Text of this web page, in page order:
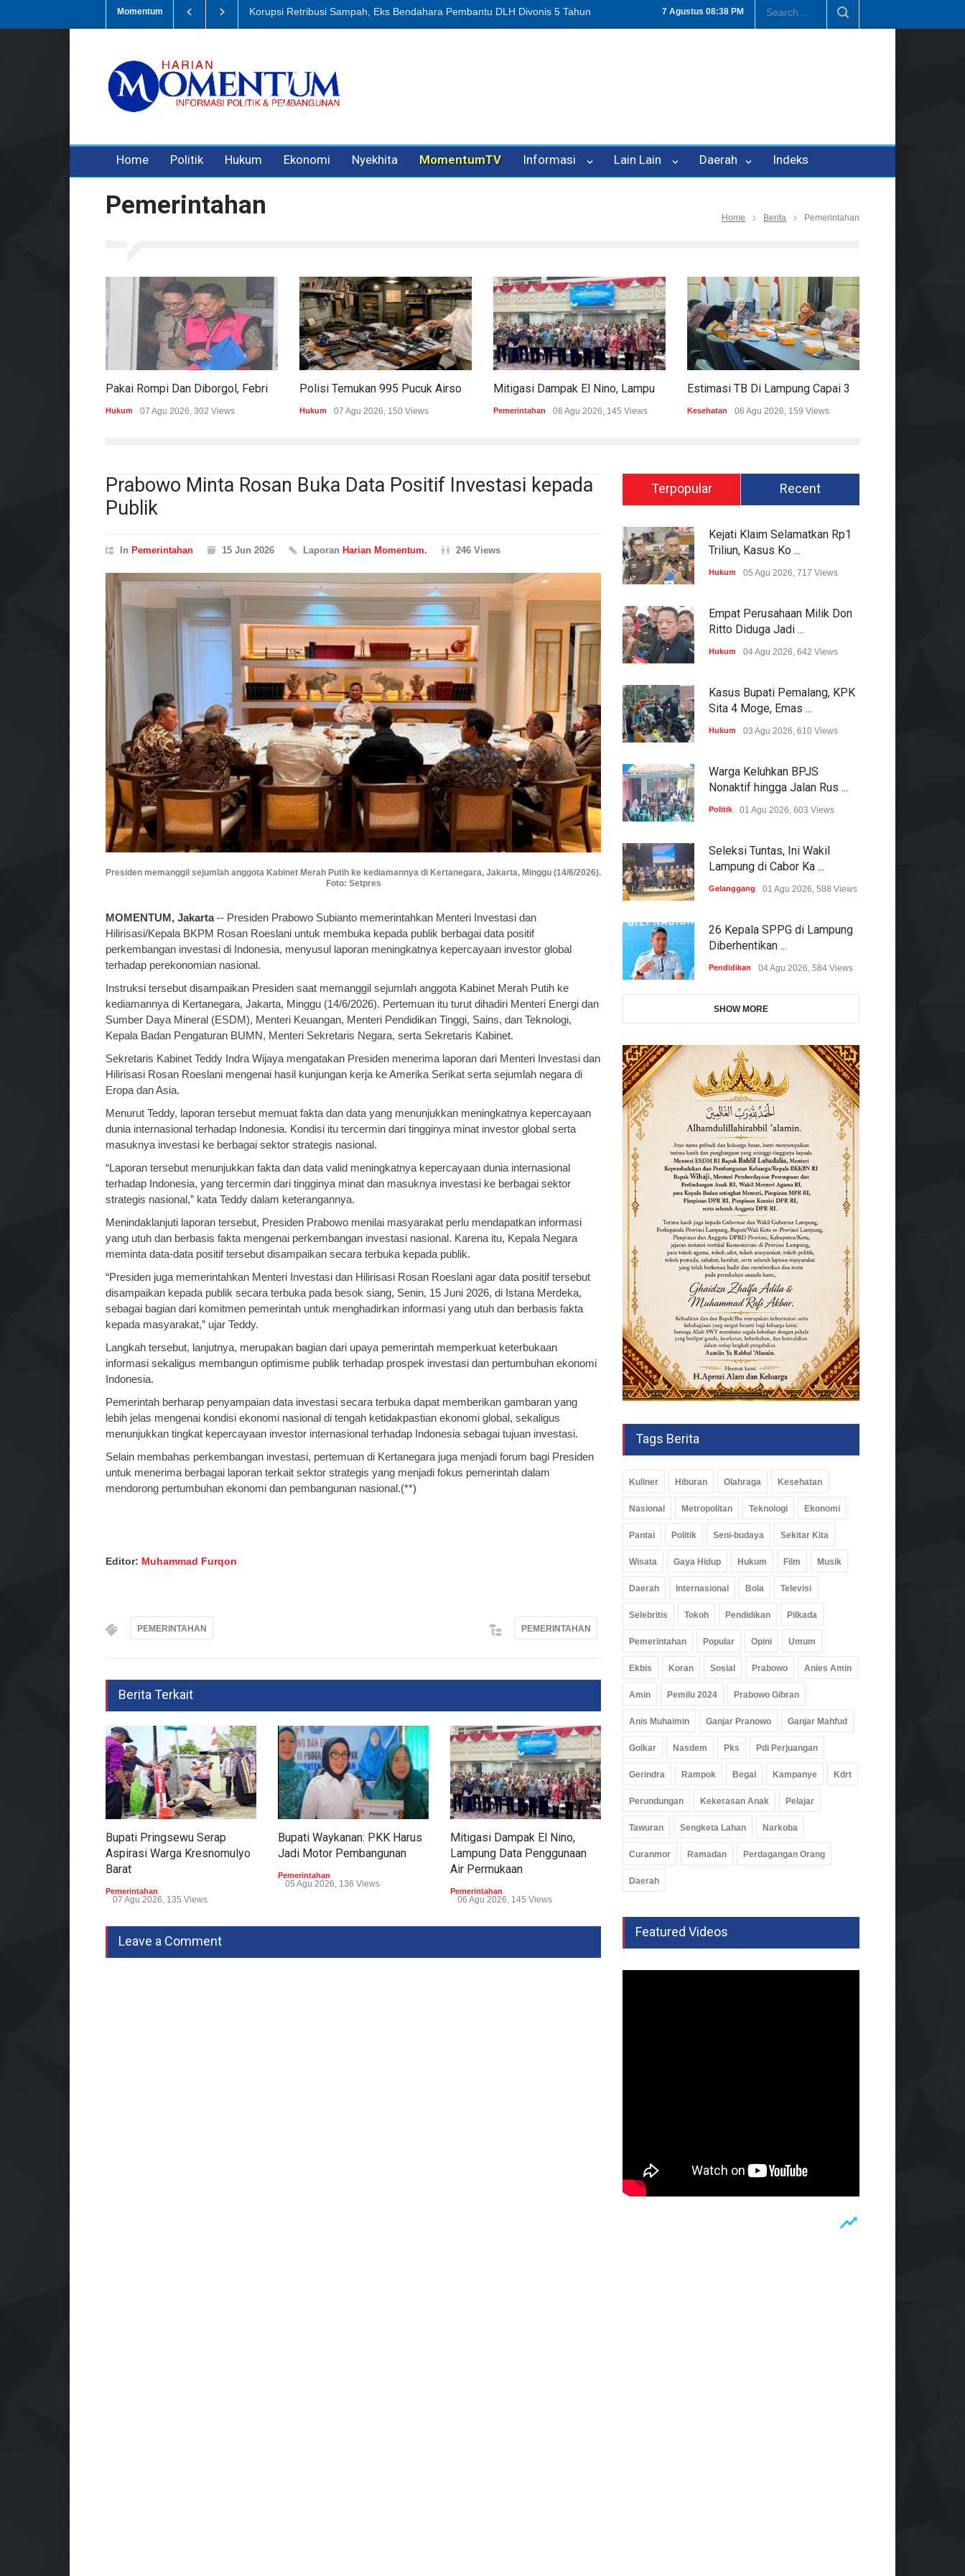
7 Agustus 08:38 PM
Momentum
Eks Bendahara Pembantu DLH Divonis 5 Tahun Dugaan Penipuan Oleh Oknum Kadis, Kuasa Hukum Pelapor Desak Polisi Tetapkan P-21 Tembus Rp1,6 Triliun, Nilai Investasi di Lamteng Tertinggi di
Home Politik Hukum Ekonomi Nyekhita MomentumTV Informasi Lain Lain Daerah Indeks
Pemerintahan Home Berita Pemerintahan
Hukum 07 Agu 2026, 302 Views Hukum 07 Agu 2026, 150 Views Pemerintahan 06 Agu 2026, 145 Views Kesehatan 06 Agu 2026, 159 Views
Prabowo Minta Rosan Buka Data Positif Investasi kepada
Publik
In Pemerintahan 15 Jun 2026 Laporan Harian Momentum. 246 Views
Presiden memanggil sejumlah anggota Kabinet Merah Putih ke kediamannya di Kertanegara, Jakarta, Minggu (14/6/2026).
Foto: Setpres
MOMENTUM, Jakarta-- Presiden Prabowo Subianto memerintahkan Menteri Investasi dan
Hilirisasi/Kepala BKPM Rosan Roeslani untuk membuka kepada publik berbagai data positif
perkembangan investasi di Indonesia, menyusul laporan meningkatnya kepercayaan investor global
terhadap perekonomian nasional.
Instruksi tersebut disampaikan Presiden saat memanggil sejumlah anggota Kabinet Merah Putih ke
kediamannya di Kertanegara, Jakarta, Minggu (14/6/2026). Pertemuan itu turut dihadiri Menteri Energi dan
Sumber Daya Mineral (ESDM), Menteri Keuangan, Menteri Pendidikan Tinggi, Sains, dan Teknologi,
Kepala Badan Pengaturan BUMN, Menteri Sekretaris Negara, serta Sekretaris Kabinet.
Sekretaris Kabinet Teddy Indra Wijaya mengatakan Presiden menerima laporan dari Menteri Investasi dan
Hilirisasi Rosan Roeslani mengenai hasil kunjungan kerja ke Amerika Serikat serta sejumlah negara di
Eropa dan Asia.
Menurut Teddy, laporan tersebut memuat fakta dan data yang menunjukkan meningkatnya kepercayaan
dunia internasional terhadap Indonesia. Kondisi itu tercermin dari tingginya minat investor global serta
masuknya investasi ke berbagai sektor strategis nasional.
“Laporan tersebut menunjukkan fakta dan data valid meningkatnya kepercayaan dunia internasional
terhadap Indonesia, yang tercermin dari tingginya minat dan masuknya investasi ke berbagai sektor
strategis nasional,” kata Teddy dalam keterangannya.
Menindaklanjuti laporan tersebut, Presiden Prabowo menilai masyarakat perlu mendapatkan informasi
yang utuh dan berbasis fakta mengenai perkembangan investasi nasional. Karena itu, Kepala Negara
meminta data-data positif tersebut disampaikan secara terbuka kepada publik.
“Presiden juga memerintahkan Menteri Investasi dan Hilirisasi Rosan Roeslani agar data positif tersebut
disampaikan kepada publik secara terbuka pada besok siang, Senin, 15 Juni 2026, di Istana Merdeka,
sebagai bagian dari komitmen pemerintah untuk menghadirkan informasi yang utuh dan berbasis fakta
kepada masyarakat,” ujar Teddy.
Langkah tersebut, lanjutnya, merupakan bagian dari upaya pemerintah memperkuat keterbukaan
informasi sekaligus membangun optimisme publik terhadap prospek investasi dan pertumbuhan ekonomi
Indonesia.
Pemerintah berharap penyampaian data investasi secara terbuka dapat memberikan gambaran yang
lebih jelas mengenai kondisi ekonomi nasional di tengah ketidakpastian ekonomi global, sekaligus
menunjukkan tingkat kepercayaan investor internasional terhadap Indonesia sebagai tujuan investasi.
Selain membahas perkembangan investasi, pertemuan di Kertanegara juga menjadi forum bagi Presiden
untuk menerima berbagai laporan terkait sektor strategis yang menjadi fokus pemerintah dalam
mendorong pertumbuhan ekonomi dan pembangunan nasional.(**)
Editor: Muhammad Furqon
PEMERINTAHAN PEMERINTAHAN
Berita Terkait
Bupati Pringsewu Serap
Aspirasi Warga Kresnomulyo
Barat
Pemerintahan
07 Agu 2026, 135 Views
Bupati Waykanan: PKK Harus
Jadi Motor Pembangunan
Pemerintahan
05 Agu 2026, 136 Views
Mitigasi Dampak El Nino,
Lampung Data Penggunaan
Air Permukaan
Pemerintahan
06 Agu 2026, 145 Views
Tubaba Gencarkan
Leave a Comment
Terpopular Recent
Kejati Klaim Selamatkan Rp1
Triliun, Kasus Ko ...
Hukum 05 Agu 2026, 717 Views
Empat Perusahaan Milik Don
Ritto Diduga Jadi ...
Hukum 04 Agu 2026, 642 Views
Kasus Bupati Pemalang, KPK
Sita 4 Moge, Emas ...
Hukum 03 Agu 2026, 610 Views
Warga Keluhkan BPJS
Nonaktif hingga Jalan Rus ...
Politik 01 Agu 2026, 603 Views
Seleksi Tuntas, Ini Wakil
Lampung di Cabor Ka ...
Gelanggang 01 Agu 2026, 588 Views
26 Kepala SPPG di Lampung
Diberhentikan ...
Pendidikan 04 Agu 2026, 584 Views
SHOW MORE
Tags Berita
Kuliner Hiburan Olahraga Kesehatan
Nasional Metropolitan Teknologi Ekonomi
Pantai Politik Seni-budaya Sekitar Kita
Wisata Gaya Hidup Hukum Film Musik
Daerah Internasional Bola Televisi
Selebritis Tokoh Pendidikan Pilkada
Pemerintahan Popular Opini Umum
Ekbis Koran Sosial Prabowo Anies Amin
Amin Pemilu 2024 Prabowo Gibran
Anis Muhaimin Ganjar Pranowo Ganjar Mahfud
Golkar Nasdem Pks Pdi Perjuangan
Gerindra Rampok Begal Kampanye Kdrt
Perundungan Kekerasan Anak Pelajar
Tawuran Sengketa Lahan Narkoba
Curanmor Ramadan Perdagangan Orang
Daerah
Featured Videos